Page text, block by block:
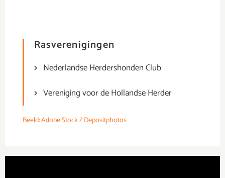
Rasverenigingen
Nederlandse Herdershonden Club
Vereniging voor de Hollandse Herder
Beeld: Adobe Stock / Depositphotos